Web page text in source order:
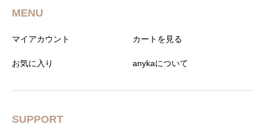
MENU
マイアカウント カートを見る
お気に入り anykaについて
SUPPORT